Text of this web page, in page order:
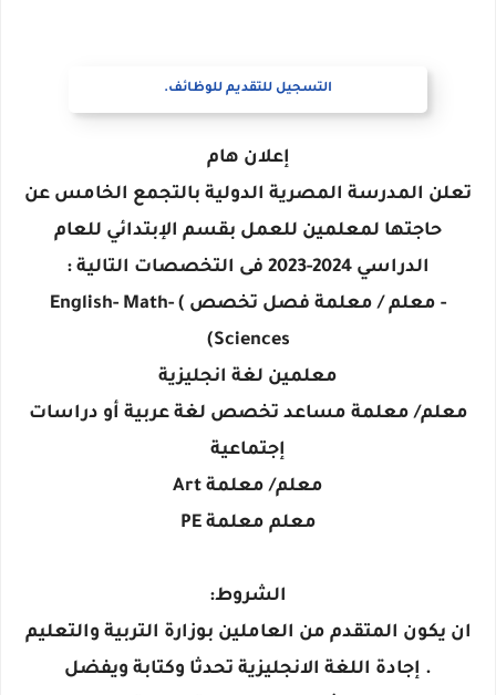
التسجيل للتقديم للوظائف.
إعلان هام
تعلن المدرسة المصرية الدولية بالتجمع الخامس عن
حاجتها لمعلمين للعمل بقسم الإبتدائي للعام
الدراسي 2024-2023 فى التخصصات التالية :
- معلم / معلمة فصل تخصص ) English- Math-
Sciences)
معلمين لغة انجليزية
معلم/ معلمة مساعد تخصص لغة عربية أو دراسات
إجتماعية
معلم/ معلمة Art
معلم معلمة PE
الشروط:
ان يكون المتقدم من العاملين بوزارة التربية والتعليم
. إجادة اللغة الانجليزية تحدثا وكتابة ويفضل